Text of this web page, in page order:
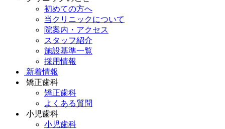
初めての方へ
当クリニックについて
院案内・アクセス
スタッフ紹介
施設基準一覧
採用情報
新着情報
矯正歯科
矯正歯科
よくある質問
小児歯科
小児歯科